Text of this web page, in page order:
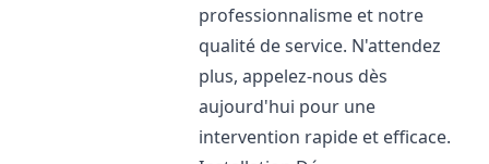
professionnalisme et notre
qualité de service. N'attendez
plus, appelez-nous dès
aujourd'hui pour une
intervention rapide et efficace.